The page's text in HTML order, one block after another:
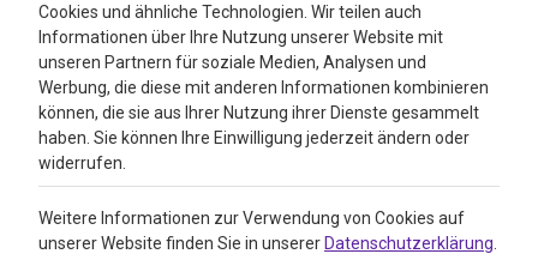
4.3
Google Reviews
Cookies und ähnliche Technologien. Wir teilen auch
Informationen über Ihre Nutzung unserer Website mit
unseren Partnern für soziale Medien, Analysen und
Werbung, die diese mit anderen Informationen kombinieren
können, die sie aus Ihrer Nutzung ihrer Dienste gesammelt
haben. Sie können Ihre Einwilligung jederzeit ändern oder
widerrufen.
Weitere Informationen zur Verwendung von Cookies auf
unserer Website finden Sie in unserer Datenschutzerklärung